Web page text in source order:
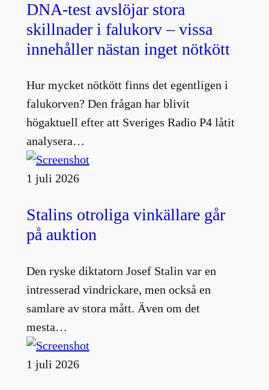
DNA-test avslöjar stora
skillnader i falukorv – vissa
innehåller nästan inget nötkött
Hur mycket nötkött finns det egentligen i
falukorven? Den frågan har blivit
högaktuell efter att Sveriges Radio P4 låtit
analysera…
1 juli 2026
Stalins otroliga vinkällare går
på auktion
Den ryske diktatorn Josef Stalin var en
intresserad vindrickare, men också en
samlare av stora mått. Även om det
mesta…
1 juli 2026